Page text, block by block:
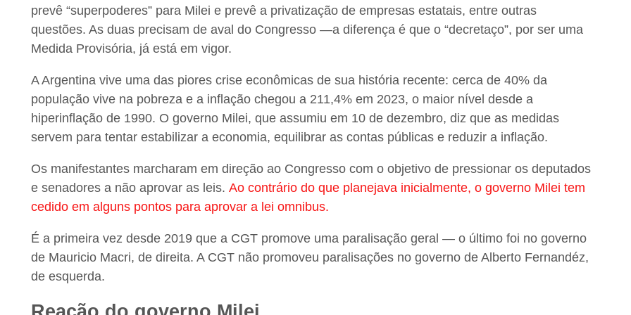
prevê “superpoderes” para Milei e prevê a privatização de empresas estatais, entre outras
questões. As duas precisam de aval do Congresso —a diferença é que o “decretaço”, por ser uma
Medida Provisória, já está em vigor.
A Argentina vive uma das piores crise econômicas de sua história recente: cerca de 40% da
população vive na pobreza e a inflação chegou a 211,4% em 2023, o maior nível desde a
hiperinflação de 1990. O governo Milei, que assumiu em 10 de dezembro, diz que as medidas
servem para tentar estabilizar a economia, equilibrar as contas públicas e reduzir a inflação.
Os manifestantes marcharam em direção ao Congresso com o objetivo de pressionar os deputados
e senadores a não aprovar as leis. Ao contrário do que planejava inicialmente, o governo Milei tem
cedido em alguns pontos para aprovar a lei omnibus.
É a primeira vez desde 2019 que a CGT promove uma paralisação geral — o último foi no governo
de Mauricio Macri, de direita. A CGT não promoveu paralisações no governo de Alberto Fernandéz,
de esquerda.